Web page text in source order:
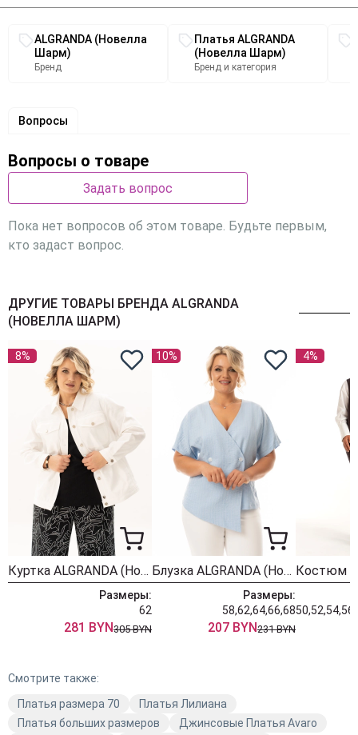
Связанные разделы каталога
ALGRANDA (Новелла
Шарм)
Бренд
Платья ALGRANDA
(Новелла Шарм)
Бренд и категория
Вопросы
Вопросы о товаре
Задать вопрос
Пока нет вопросов об этом товаре. Будьте первым,
кто задаст вопрос.
ДРУГИЕ ТОВАРЫ БРЕНДА ALGRANDA
(НОВЕЛЛА ШАРМ)
8%
Куртка ALGRANDA (Новелла Шарм) 4174
Размеры:
62
281 BYN305 BYN
10%
Блузка ALGRANDA (Новелла Шарм) 4159-8
Размеры:
58,62,64,66,68
207 BYN231 BYN
4%
Смотрите также:
Платья размера 70
Платья Лилиана
Платья больших размеров
Джинсовые Платья Avaro